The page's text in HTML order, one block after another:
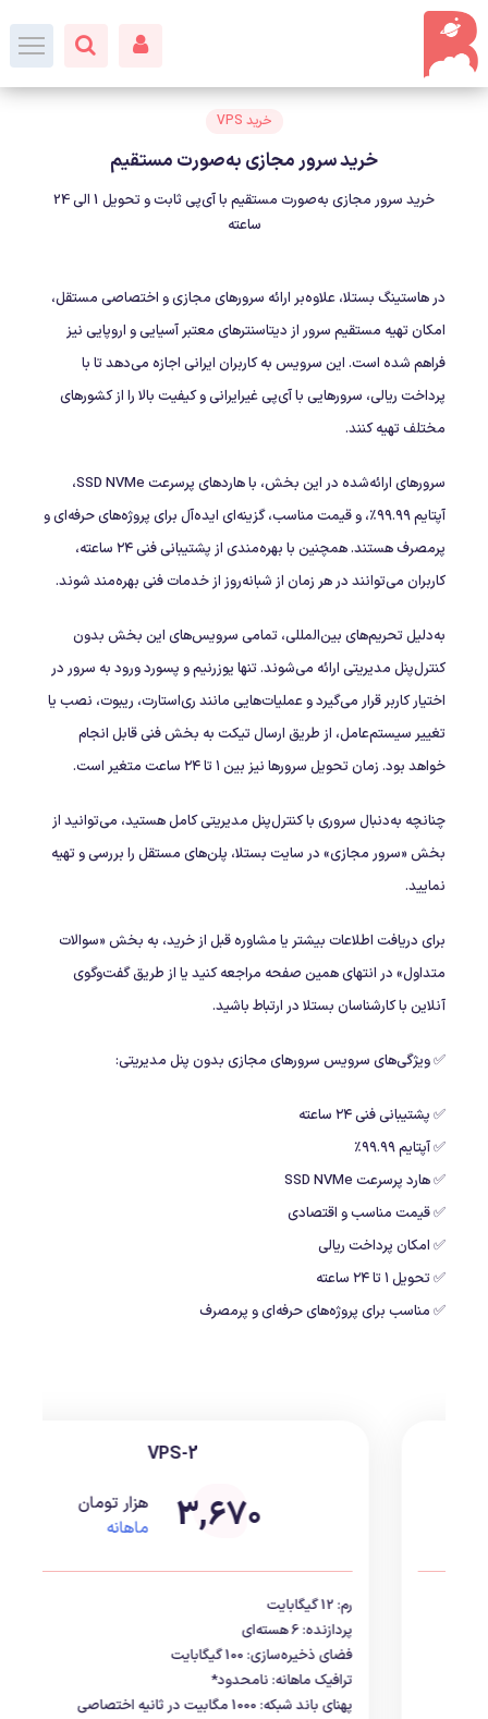
خرید VPS
خرید سرور مجازی به‌صورت مستقیم
خرید سرور مجازی به‌صورت مستقیم با آی‌پی ثابت و تحویل 1 الی 24
ساعته
در هاستینگ بستلا، علاوه‌بر ارائه سرورهای مجازی و اختصاصی مستقل،
امکان تهیه مستقیم سرور از دیتاسنترهای معتبر آسیایی و اروپایی نیز
فراهم شده است. این سرویس به کاربران ایرانی اجازه می‌دهد تا با
پرداخت ریالی، سرورهایی با آی‌پی غیرایرانی و کیفیت بالا را از کشورهای
مختلف تهیه کنند.
سرورهای ارائه‌شده در این بخش، با هاردهای پرسرعت SSD NVMe،
آپتایم ۹۹.۹۹٪، و قیمت مناسب، گزینه‌ای ایده‌آل برای پروژه‌های حرفه‌ای و
پرمصرف هستند. همچنین با بهره‌مندی از پشتیبانی فنی ۲۴ ساعته،
کاربران می‌توانند در هر زمان از شبانه‌روز از خدمات فنی بهره‌مند شوند.
به‌دلیل تحریم‌های بین‌المللی، تمامی سرویس‌های این بخش بدون
کنترل‌پنل مدیریتی ارائه می‌شوند. تنها یوزرنیم و پسورد ورود به سرور در
اختیار کاربر قرار می‌گیرد و عملیات‌هایی مانند ری‌استارت، ریبوت، نصب یا
تغییر سیستم‌عامل، از طریق ارسال تیکت به بخش فنی قابل انجام
خواهد بود. زمان تحویل سرورها نیز بین ۱ تا ۲۴ ساعت متغیر است.
چنانچه به‌دنبال سروری با کنترل‌پنل مدیریتی کامل هستید، می‌توانید از
بخش «سرور مجازی» در سایت بستلا، پلن‌های مستقل را بررسی و تهیه
نمایید.
برای دریافت اطلاعات بیشتر یا مشاوره قبل از خرید، به بخش «سوالات
متداول» در انتهای همین صفحه مراجعه کنید یا از طریق گفت‌و‌گوی
آنلاین با کارشناسان بستلا در ارتباط باشید.
✅ ویژگی‌های سرویس سرورهای مجازی بدون پنل مدیریتی:
✅ پشتیبانی فنی ۲۴ ساعته
✅ آپتایم ۹۹.۹۹٪
✅ هارد پرسرعت SSD NVMe
✅ قیمت مناسب و اقتصادی
✅ امکان پرداخت ریالی
✅ تحویل ۱ تا ۲۴ ساعته
✅ مناسب برای پروژه‌های حرفه‌ای و پرمصرف
1,950
هزار تومان
ماهانه
فضای ذخیره‌سازی: 75 گیگابایت
ترافیک ماهانه: نامحدود*
پهنای باند شبکه: 400 مگابیت در ثانیه اختصاصی